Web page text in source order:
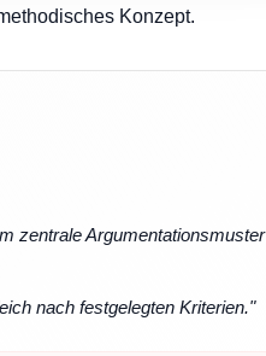
Konzept.
zentrale Argumentationsmuster
nach festgelegten Kriterien."